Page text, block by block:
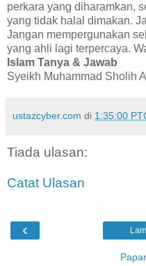
perkara yang diharamkan,
yang tidak halal dimakan.
Jangan mempergunakan
yang ahli lagi terpercaya.
Islam Tanya & Jawab
Syeikh Muhammad Sholih
ustazcyber.com di 1:35:00
Tiada ulasan:
Catat Ulasan
‹